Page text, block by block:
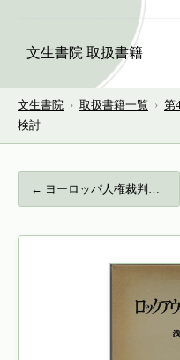
文生書院 取扱書籍
文生書院 › 取扱書籍一覧 › 第
検討
← ヨーロッパ人権裁判所の判例…